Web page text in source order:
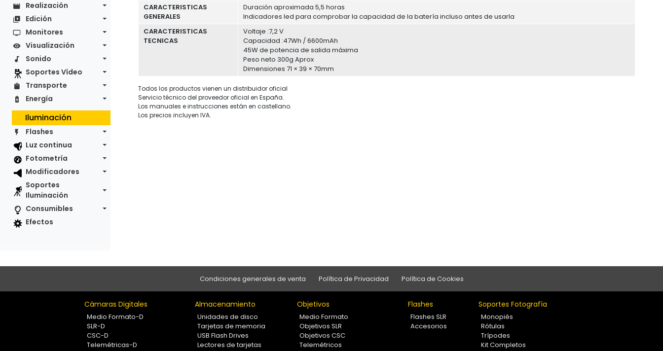
Realización
Edición
Monitores
Visualización
Sonido
Soportes Vídeo
Transporte
Energía
Iluminación
Flashes
Luz continua
Fotometría
Modificadores
Soportes
Iluminación
Consumibles
Efectos
CARACTERISTICAS
GENERALES
Duración aproximada 5,5 horas
Indicadores led para comprobar la capacidad de la batería incluso antes de usarla
CARACTERISTICAS
TECNICAS
Voltaje :7,2 V
Capacidad :47Wh / 6600mAh
45W de potencia de salida máxima
Peso neto 300g Aprox
Dimensiones 71 × 39 × 70mm
Todos los productos vienen un distribuidor oficial
Servicio técnico del proveedor oficial en España.
Los manuales e instrucciones están en castellano.
Los precios incluyen IVA.
Condiciones generales de venta Política de Privacidad Política de Cookies
Cámaras Digitales
Medio Formato-D
SLR-D
CSC-D
Telemétricas-D
Almacenamiento
Unidades de disco
Tarjetas de memoria
USB Flash Drives
Lectores de tarjetas
Objetivos
Medio Formato
Objetivos SLR
Objetivos CSC
Telemétricos
Flashes
Flashes SLR
Accesorios
Soportes Fotografía
Monopiés
Rótulas
Trípodes
Kit Completos